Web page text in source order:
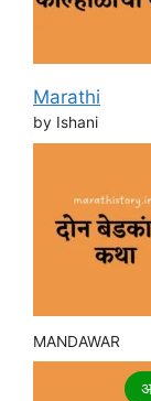
Marathi
by Ishani
MANDAWAR